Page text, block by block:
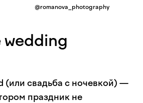
@romanova_photography
wedding
(или свадьба с ночевкой) —
праздник не